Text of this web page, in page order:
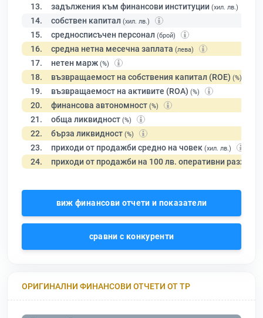
13. задължения към финансови институции (хил. лв.)
14. собствен капитал (хил. лв.)
15. средносписъчен персонал (брой)
16. средна нетна месечна заплата (лева)
17. нетен марж (%)
18. възвращаемост на собствения капитал (ROE) (%)
19. възвращаемост на активите (ROA) (%)
20. финансова автономност (%)
21. обща ликвидност (%)
22. бърза ликвидност (%)
23. приходи от продажби средно на човек (хил. лв.)
24. приходи от продажби на 100 лв. оперативни разходи
виж финансови отчети и показатели
сравни с конкуренти
ОРИГИНАЛНИ ФИНАНСОВИ ОТЧЕТИ ОТ ТР